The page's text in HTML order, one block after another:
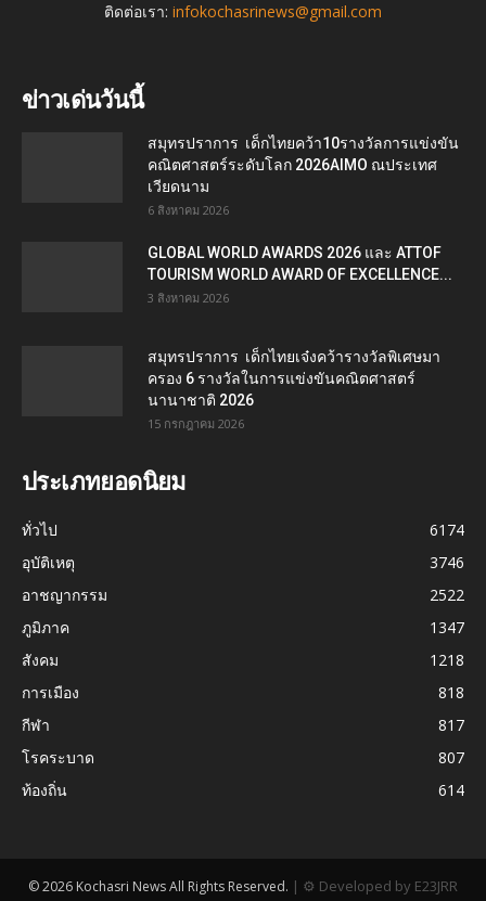
ติดต่อเรา: infokochasrinews@gmail.com
ข่าวเด่นวันนี้
สมุทรปราการ เด็กไทยคว้า10รางวัลการแข่งขัน
คณิตศาสตร์ระดับโลก 2026AIMO ณประเทศ
เวียดนาม
6 สิงหาคม 2026
GLOBAL WORLD AWARDS 2026 และ ATTOF
TOURISM WORLD AWARD OF EXCELLENCE...
3 สิงหาคม 2026
สมุทรปราการ เด็กไทยเจ๋งคว้ารางวัลพิเศษมา
ครอง 6 รางวัลในการแข่งขันคณิตศาสตร์
นานาชาติ 2026
15 กรกฎาคม 2026
ประเภทยอดนิยม
ทั่วไป
6174
อุบัติเหตุ
3746
อาชญากรรม
2522
ภูมิภาค
1347
สังคม
1218
การเมือง
818
กีฬา
817
โรคระบาด
807
ท้องถิ่น
614
© 2026 Kochasri News All Rights Reserved. | ⚙ Developed by E23JRR